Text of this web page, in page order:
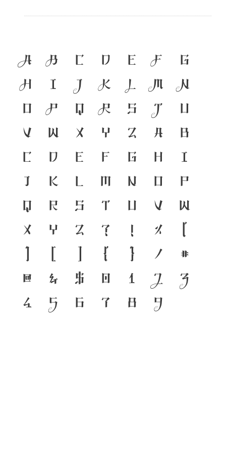
A B C D E F
G
H
I J K L M
N
O
P Q R S T
U
V
W X Y Z a
b
c
d e f g h
i
j
k l m n o
p
q
r s t u v
w
x
y z ? ! %
(
)
[ ] { } /
#
@
& $ 0 1 2
3
4
5 6 7 8 9